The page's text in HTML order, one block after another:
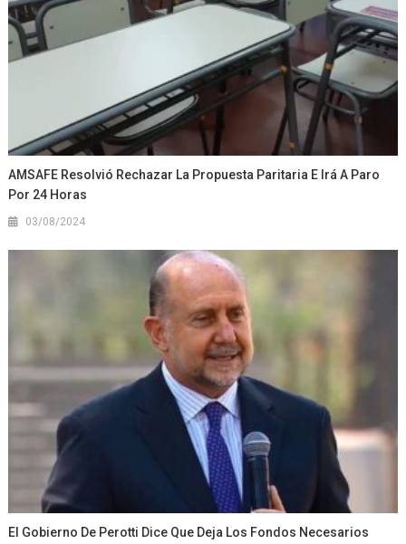
AMSAFE Resolvió Rechazar La Propuesta Paritaria E Irá A Paro
Por 24 Horas
03/08/2024
El Gobierno De Perotti Dice Que Deja Los Fondos Necesarios